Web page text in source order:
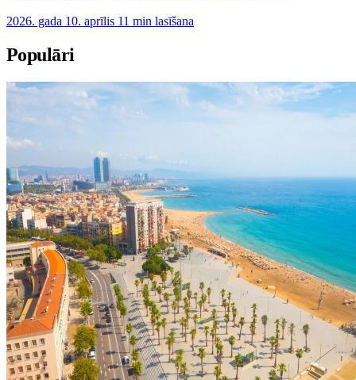
2026. gada 10. aprīlis 11 min lasīšana
Populāri